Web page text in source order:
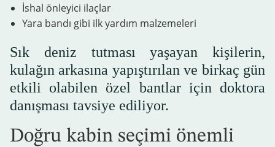
İshal önleyici ilaçlar
Yara bandı gibi ilk yardım malzemeleri
Sık deniz tutması yaşayan kişilerin,
kulağın arkasına yapıştırılan ve birkaç gün
etkili olabilen özel bantlar için doktora
danışması tavsiye ediliyor.
Doğru kabin seçimi önemli